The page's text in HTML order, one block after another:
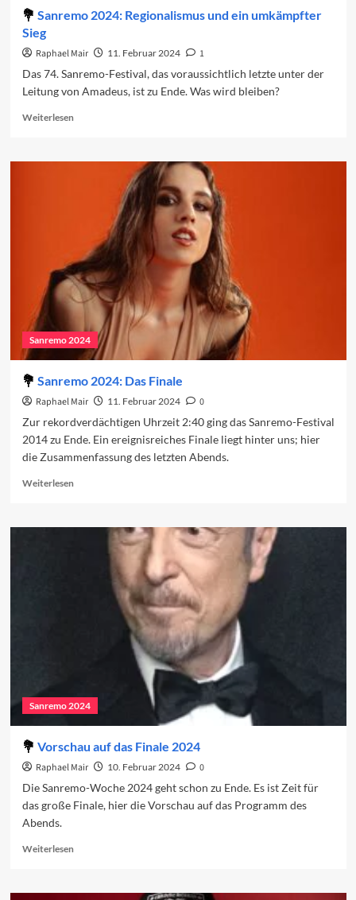
Sanremo 2024: Regionalismus und ein umkämpfter
Sieg
Raphael Mair 11. Februar 2024
1
Das 74. Sanremo-Festival, das voraussichtlich letzte unter der
Leitung von Amadeus, ist zu Ende. Was wird bleiben?
WeiterlesenRead
Sanremo
Regionalismus
umkämpfter
Sieg
Sanremo 2024
Sanremo 2024: Das Finale
Raphael Mair 11. Februar 2024
0
Zur rekordverdächtigen Uhrzeit 2:40 ging das Sanremo-Festival
2014 zu Ende. Ein ereignisreiches Finale liegt hinter uns; hier
die Zusammenfassung des letzten Abends.
WeiterlesenRead
Sanremo
Sanremo 2024
Vorschau auf das Finale 2024
Raphael Mair 10. Februar 2024
0
Die Sanremo-Woche 2024 geht schon zu Ende. Es ist Zeit für
das große Finale, hier die Vorschau auf das Programm des
Abends.
WeiterlesenRead
Vorschau